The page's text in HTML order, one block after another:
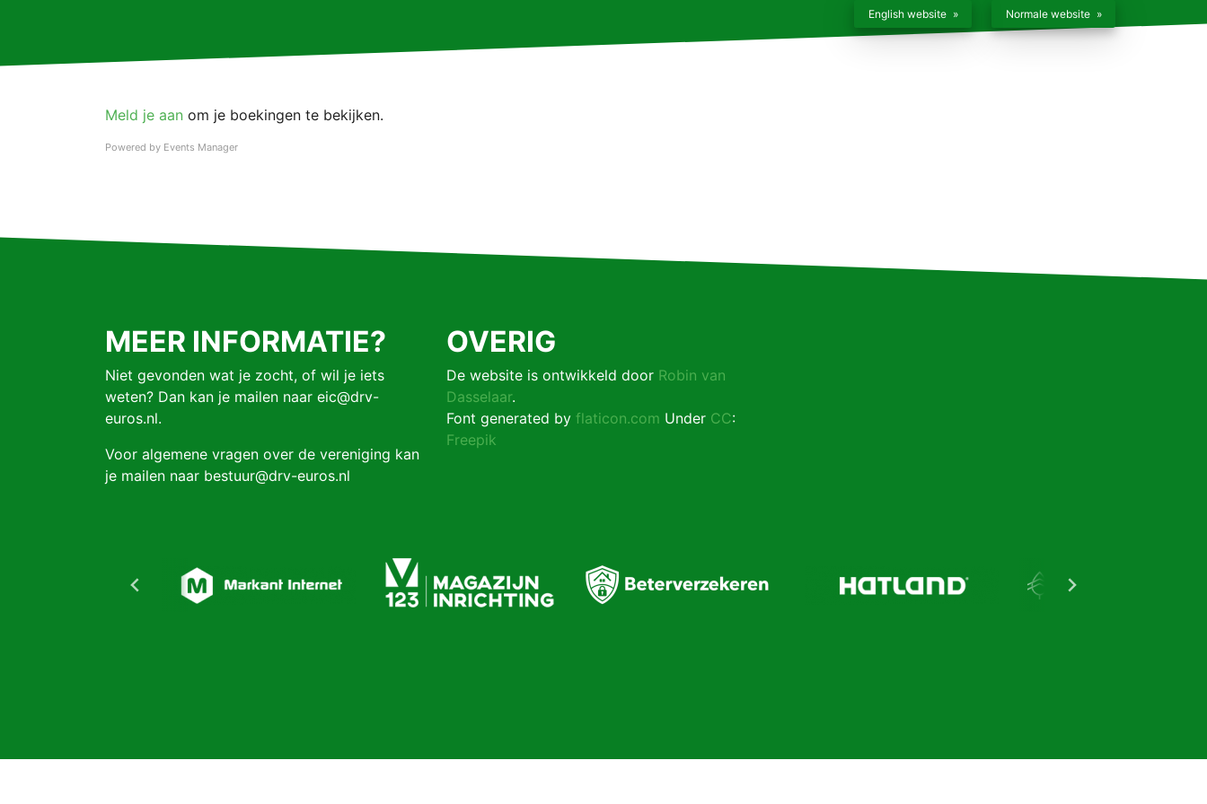
Normale website
English website
Meld je aan om je boekingen te bekijken.
Powered by Events Manager
MEER INFORMATIE?
Niet gevonden wat je zocht, of wil je iets
weten? Dan kan je mailen naar eic@drv-
euros.nl.
Voor algemene vragen over de vereniging kan
je mailen naar bestuur@drv-euros.nl
OVERIG
De website is ontwikkeld door Robin van
Dasselaar.
Font generated by flaticon.com Under CC:
Freepik